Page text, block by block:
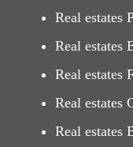
Real estates
Real estates
Real estates
Real estates
Real estates